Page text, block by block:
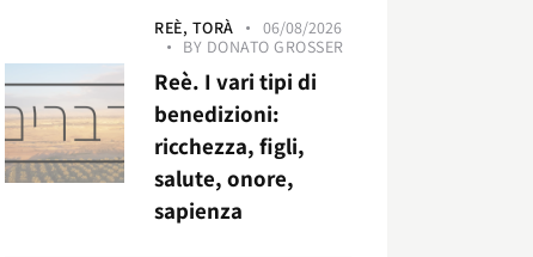
REÈ, TORÀ
06/08/2026
BY DONATO GROSSER
Reè. I vari tipi di
benedizioni:
ricchezza, figli,
salute, onore,
sapienza